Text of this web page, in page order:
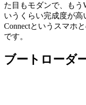
た目もモダンで、もう
いうくらい完成度が
Connectというスマホ
です。
ブートローダ